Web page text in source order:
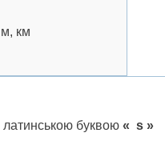
км
буквою « s »